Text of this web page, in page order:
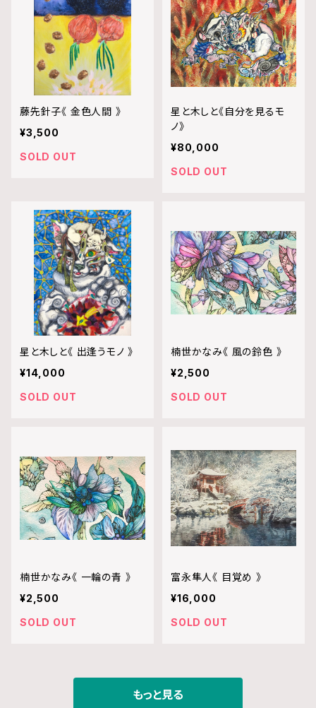
藤先針子《 金色人間 》
¥3,500
SOLD OUT
星と木しと《自分を見るモ
ノ》
¥80,000
SOLD OUT
星と木しと《 出逢うモノ 》
¥14,000
SOLD OUT
楠世かなみ《 風の鈴色 》
¥2,500
SOLD OUT
楠世かなみ《 一輪の青 》
¥2,500
SOLD OUT
富永隼人《 目覚め 》
¥16,000
SOLD OUT
もっと見る